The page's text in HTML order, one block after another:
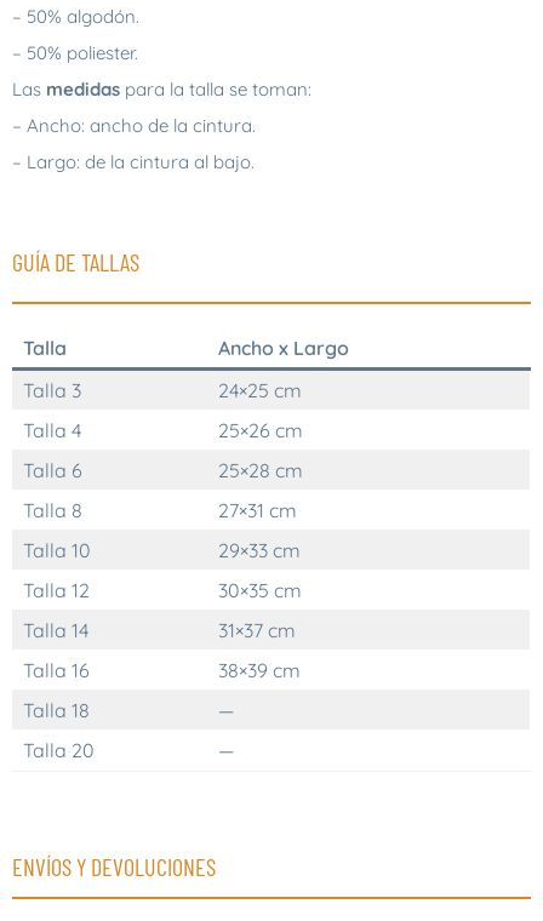
– 50% algodón.
– 50% poliester.
Las medidas para la talla se toman:
– Ancho: ancho de la cintura.
– Largo: de la cintura al bajo.
GUÍA DE TALLAS
Talla
Ancho x Largo
Talla 3
24×25 cm
Talla 4
25×26 cm
Talla 6
25×28 cm
Talla 8
27×31 cm
Talla 10
29×33 cm
Talla 12
30×35 cm
Talla 14
31×37 cm
Talla 16
38×39 cm
Talla 18
—
Talla 20
—
ENVÍOS Y DEVOLUCIONES